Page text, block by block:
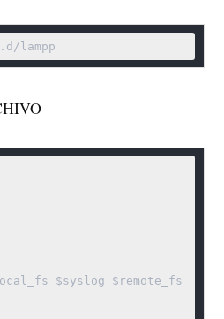
lampp
$syslog $remote_fs